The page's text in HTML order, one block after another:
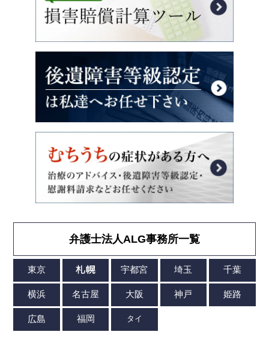
弁護士法人ALG事務所一覧